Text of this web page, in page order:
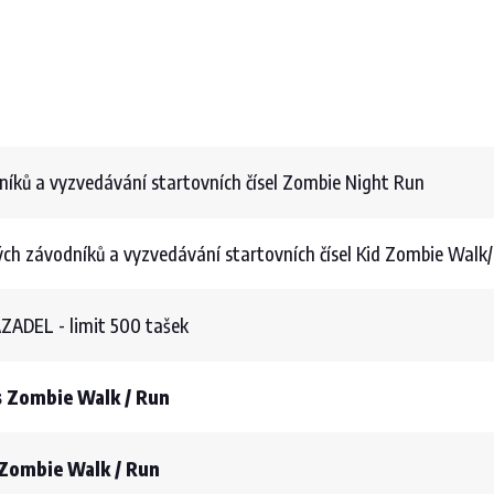
a vyzvedávání startovních čísel Zombie Night Run
závodníků a vyzvedávání startovních čísel Kid Zombie
- limit 500 tašek
Zombie Walk / Run
Walk / Run